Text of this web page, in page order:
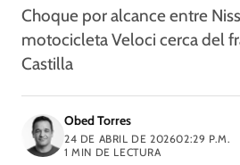
Choque por alcance entre
motocicleta Veloci cerca del
Castilla
Obed Torres
24 DE ABRIL DE 202602:29 P.M.
1 MIN DE LECTURA